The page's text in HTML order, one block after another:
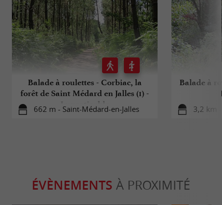
Balade à roulettes - Corbiac, la
forêt de Saint Médard en Jalles (1) -
Impraticable
662 m - Saint-Médard-en-Jalles
Balade à
3,2 km
ÉVÈNEMENTS À PROXIMITÉ